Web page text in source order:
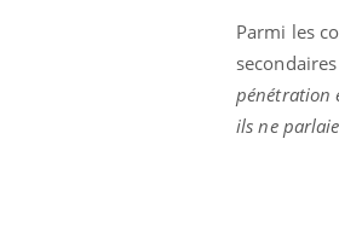
Parmi les
pénétration
ils ne